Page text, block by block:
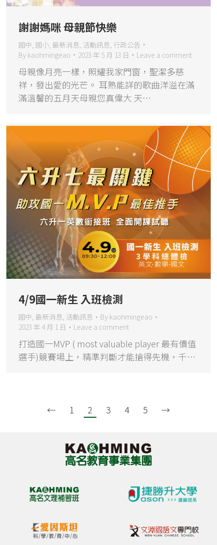
謝謝媽咪 母親節快樂
國中 國小, 最新消息 活動訊息 行政公告
By kaohmingeao 2023 年 5 月 13 日 Leave a comment
母親像月亮一樣，照耀我家門窗，聖潔多慈
祥，發出愛的光芒。 耳熟能詳的歌曲洋溢在滿
滿溫馨的五月天母親您真偉大 天…
4/9國一新生 入班檢測
國中, 最新消息, 活動訊息 By kaohmingeao
2023 年 4 月 1 日
Leave a comment
打造國一MVP ( most valuable player 最有價值
選手)競賽場上，精準判斷才能搶得先機，千…
← 1 2 3 4 5 →